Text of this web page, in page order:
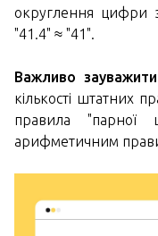
округлення цифри
"41.4" ≈ "41".
Важливо
кількості штатних
правила
арифметичним